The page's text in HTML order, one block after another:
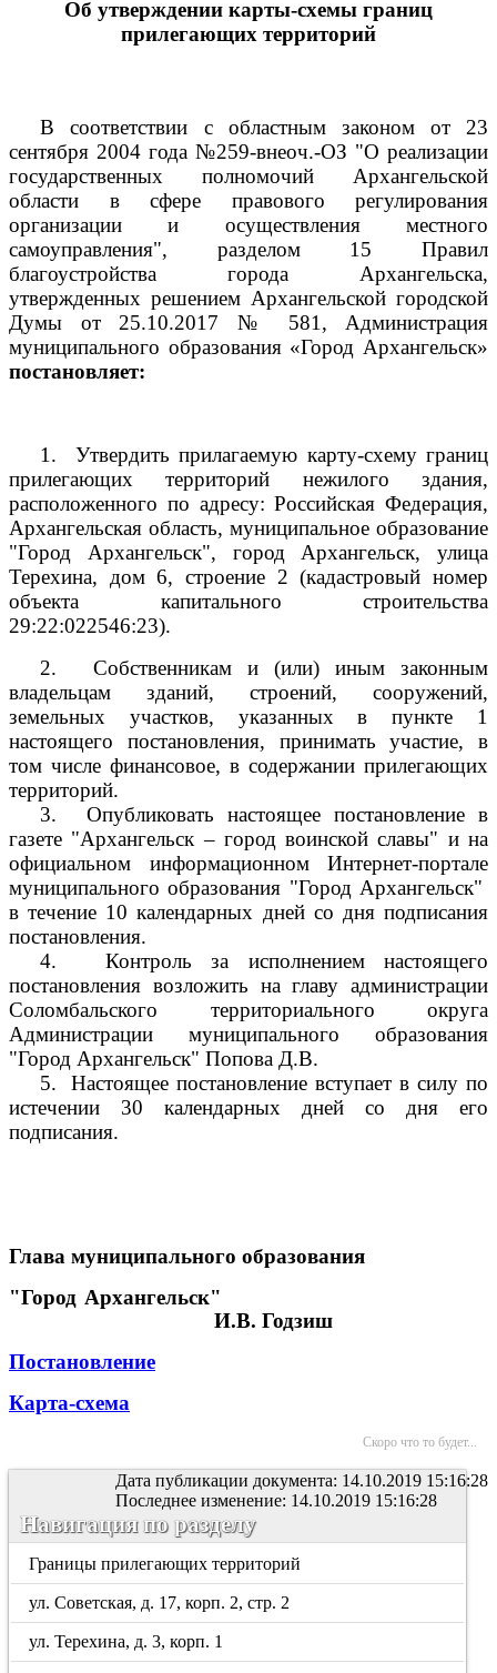
Об утверждении карты-схемы границ
прилегающих территорий
В соответствии с областным законом от 23
сентября 2004 года №259-внеоч.-ОЗ "О реализации
государственных полномочий Архангельской
области в сфере правового регулирования
организации и осуществления местного
самоуправления", разделом 15 Правил
благоустройства города Архангельска,
утвержденных решением Архангельской городской
Думы от 25.10.2017 № 581, Администрация
муниципального образования «Город Архангельск»
постановляет:
1.
Утвердить прилагаемую карту-схему границ
прилегающих территорий нежилого здания,
расположенного по адресу: Российская Федерация,
Архангельская область, муниципальное образование
"Город Архангельск", город Архангельск, улица
Терехина, дом 6, строение 2 (кадастровый номер
объекта капитального строительства
29:22:022546:23).
2.
Собственникам и (или) иным законным
владельцам зданий, строений, сооружений,
земельных участков, указанных в пункте 1
настоящего постановления, принимать участие, в
том числе финансовое, в содержании прилегающих
территорий.
3.
Опубликовать настоящее постановление в
газете "Архангельск – город воинской славы" и на
официальном информационном Интернет-портале
муниципального образования "Город Архангельск"
в течение 10 календарных дней со дня подписания
постановления.
4.
Контроль за исполнением настоящего
постановления возложить на главу администрации
Соломбальского территориального округа
Администрации муниципального образования
"Город Архангельск" Попова Д.В.
5.
Настоящее постановление вступает в силу по
истечении 30 календарных дней со дня его
подписания.
Глава муниципального образования
"Город Архангельск"
И.В. Годзиш
Постановление
Карта-схема
Скоро что то будет...
Дата публикации документа: 14.10.2019 15:16:28
Последнее изменение: 14.10.2019 15:16:28
Навигация по разделу
Границы прилегающих территорий
ул. Советская, д. 17, корп. 2, стр. 2
ул. Терехина, д. 3, корп. 1